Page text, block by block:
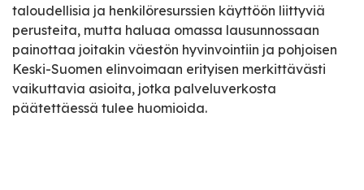
taloudellisia ja henkilöresurssien käyttöön liittyviä
perusteita, mutta haluaa omassa lausunnossaan
painottaa joitakin väestön hyvinvointiin ja pohjoisen
Keski-Suomen elinvoimaan erityisen merkittävästi
vaikuttavia asioita, jotka palveluverkosta
päätettäessä tulee huomioida.